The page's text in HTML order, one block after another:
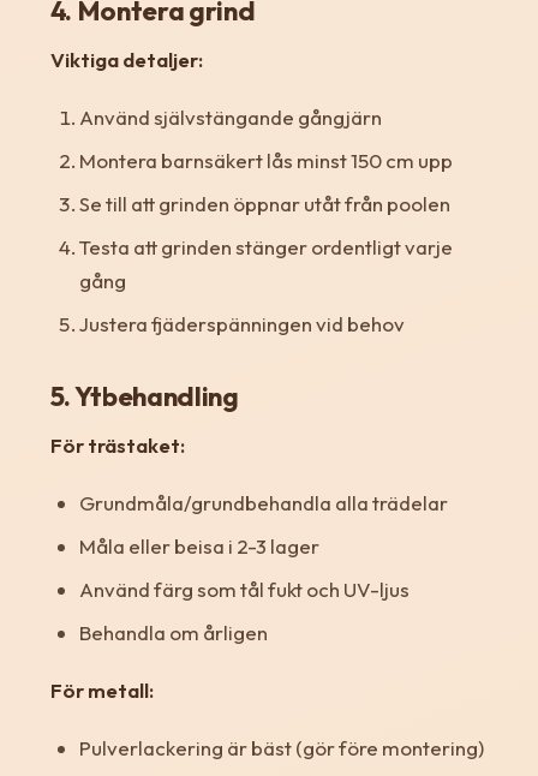
4. Montera grind
Viktiga detaljer:
Använd självstängande gångjärn
Montera barnsäkert lås minst 150 cm upp
Se till att grinden öppnar utåt från poolen
Testa att grinden stänger ordentligt varje
gång
Justera fjäderspänningen vid behov
5. Ytbehandling
För trästaket:
Grundmåla/grundbehandla alla trädelar
Måla eller beisa i 2-3 lager
Använd färg som tål fukt och UV-ljus
Behandla om årligen
För metall:
Pulverlackering är bäst (gör före montering)